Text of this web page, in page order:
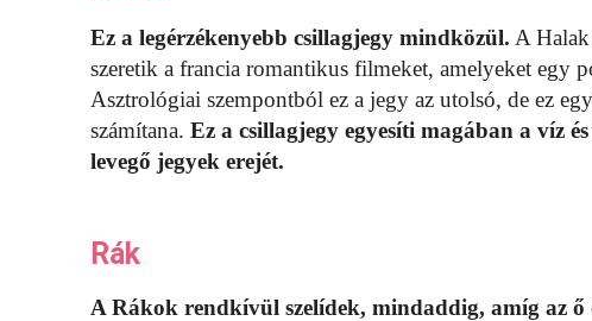
Ez a legérzékenyebb csillagjegy mindközül. A
szeretik a francia romantikus filmeket, amelyeket egy
Asztrológiai szempontból ez a jegy az utolsó, de ez
számítana. Ez a csillagjegy egyesíti magában a víz
levegő jegyek erejét.
Rák
A Rákok rendkívül szelídek, mindaddig, amíg az ő